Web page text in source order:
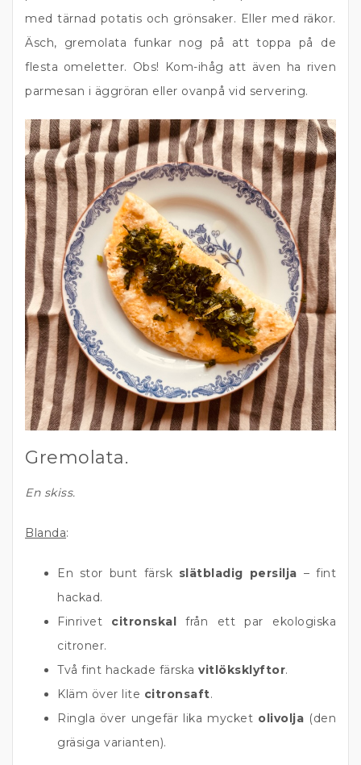
med tärnad potatis och grönsaker. Eller med räkor.
Äsch, gremolata funkar nog på att toppa på de
flesta omeletter. Obs! Kom-ihåg att även ha riven
parmesan i äggröran eller ovanpå vid servering.
Gremolata.
En skiss.
Blanda:
En stor bunt färsk slätbladig persilja – fint
hackad.
Finrivet citronskal från ett par ekologiska
citroner.
Två fint hackade färska vitlöksklyftor.
Kläm över lite citronsaft.
Ringla över ungefär lika mycket olivolja (den
gräsiga varianten).